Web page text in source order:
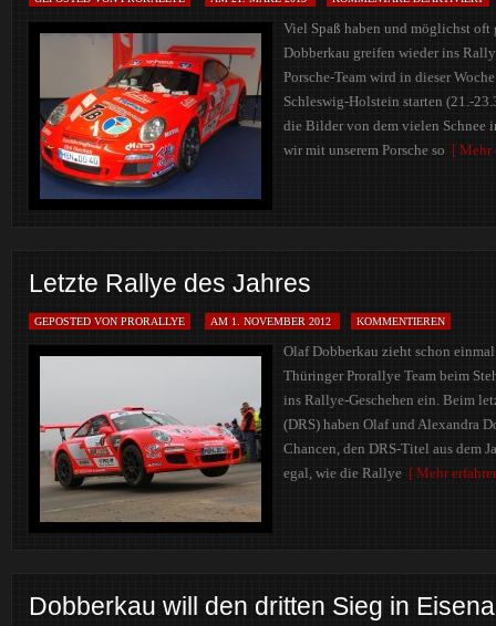
Viel Spaß haben und möglichst
Dobberkau greifen wieder ins
Porsche-Team wird in dieser
Schleswig-Holstein starten (21.-
die Bilder von dem vielen Schnee
wir mit unserem Porsche so [ Mehr
Letzte Rallye des Jahres
GEPOSTED VON PRORALLYE AM 1. NOVEMBER 2012 KOMMENTIEREN
Olaf Dobberkau zieht schon
Thüringer Prorallye Team beim
ins Rallye-Geschehen ein. Beim
(DRS) haben Olaf und Alexandra
Chancen, den DRS-Titel aus dem
egal, wie die Rallye [ Mehr
Dobberkau will den dritten Sieg in